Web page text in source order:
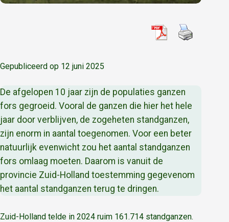
Gepubliceerd op 12 juni 2025
De afgelopen 10 jaar zijn de populaties ganzen
fors gegroeid. Vooral de ganzen die hier het hele
jaar door verblijven, de zogeheten standganzen,
zijn enorm in aantal toegenomen. Voor een beter
natuurlijk evenwicht zou het aantal standganzen
fors omlaag moeten. Daarom is vanuit de
provincie Zuid-Holland toestemming gegevenom
het aantal standganzen terug te dringen.
Zuid-Holland telde in 2024 ruim 161.714 standganzen.